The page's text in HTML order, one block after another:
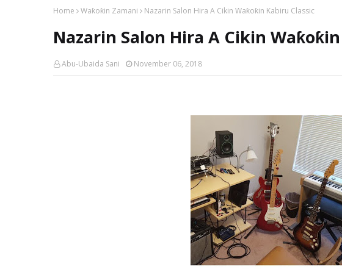
Home Waƙoƙin Zamani Nazarin Salon Hira A Cikin Waƙoƙin Kabiru Classic
Nazarin Salon Hira A Cikin
Abu-Ubaida Sani November 06, 2018